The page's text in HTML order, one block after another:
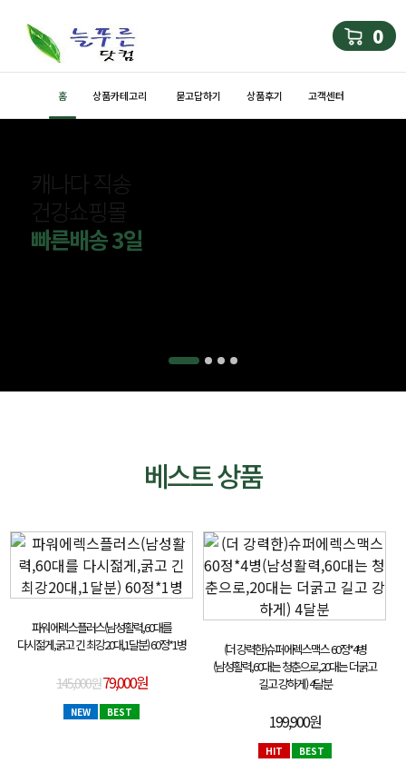
0
홈 상품카테고리 묻고답하기 상품후기 고객센터
캐나다 직송
건강쇼핑몰
빠른배송 3일
베스트 상품
파워에렉스플러스(남성활력,60대를
다시젊게,굵고 긴 최강20대,1달분) 60정*1병
145,000원79,000원
NEW BEST
(더 강력한)슈퍼에렉스맥스 60정*4병
(남성활력,60대는 청춘으로,20대는 더굵고
길고 강하게) 4달분
199,900원
HIT BEST